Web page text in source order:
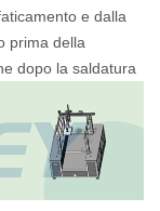
e dalla
prima della
dopo la saldatura